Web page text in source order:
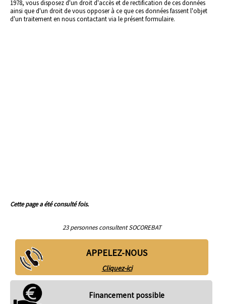
1978, vous disposez d'un droit d'accès et de rectification de ces données
ainsi que d'un droit de vous opposer à ce que ces données fassent l'objet
d'un traitement en nous contactant via le présent formulaire.
Cette page a été consulté fois.
23 personnes consultent SOCOREBAT
APPELEZ-NOUS
Cliquez-ici
Financement possible